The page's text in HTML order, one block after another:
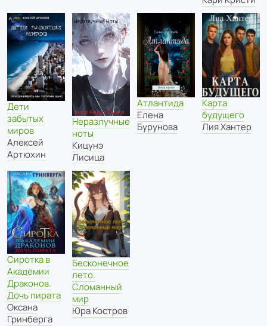
Дети
забытых
миров
Алексей
Артюхин
Неразлучные
ноты
Кицунэ
Лисица
Атлантида
Елена
Бурунова
Карта
будущего
Лия Хантер
Сиротка в
Академии
Драконов.
Дочь пирата
Оксана
Гринберга
Бесконечное
лето.
Сломанный
мир
Юра Костров